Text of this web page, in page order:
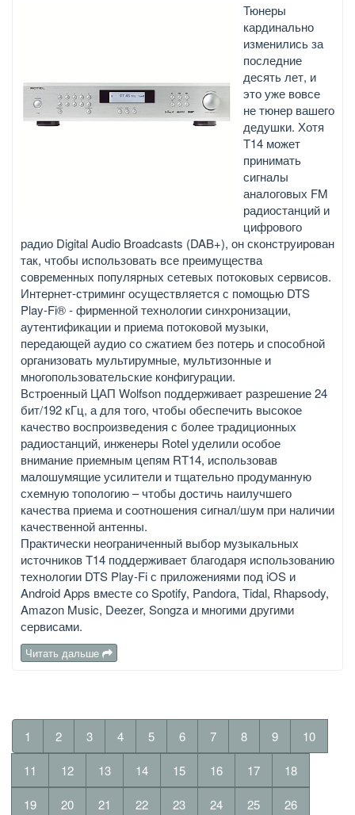
Тюнеры
кардинально
изменились за
последние
десять лет, и
это уже вовсе
не тюнер вашего
дедушки. Хотя
T14 может
принимать
сигналы
аналоговых FM
радиостанций и
цифрового
радио Digital Audio Broadcasts (DAB+), он сконструирован
так, чтобы использовать все преимущества
современных популярных сетевых потоковых сервисов.
Интернет-стриминг осуществляется с помощью DTS
Play-Fi® - фирменной технологии синхронизации,
аутентификации и приема потоковой музыки,
передающей аудио со сжатием без потерь и способной
организовать мультирумные, мультизонные и
многопользовательские конфигурации.
Встроенный ЦАП Wolfson поддерживает разрешение 24
бит/192 кГц, а для того, чтобы обеспечить высокое
качество воспроизведения с более традиционных
радиостанций, инженеры Rotel уделили особое
внимание приемным цепям RT14, использовав
малошумящие усилители и тщательно продуманную
схемную топологию – чтобы достичь наилучшего
качества приема и соотношения сигнал/шум при наличии
качественной антенны.
Практически неограниченный выбор музыкальных
источников T14 поддерживает благодаря использованию
технологии DTS Play-Fi с приложениями под iOS и
Android Apps вместе со Spotify, Pandora, Tidal, Rhapsody,
Amazon Music, Deezer, Songza и многими другими
сервисами.
Читать дальше
1 2 3 4 5 6 7 8 9 10
11 12 13 14 15 16 17 18
19 20 21 22 23 24 25 26